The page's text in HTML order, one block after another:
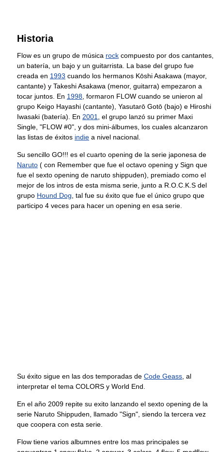
Historia
Flow es un grupo de música rock compuesto por dos cantantes,
un batería, un bajo y un guitarrista. La base del grupo fue
creada en 1993 cuando los hermanos Kōshi Asakawa (mayor,
cantante) y Takeshi Asakawa (menor, guitarra) empezaron a
tocar juntos. En 1998 , formaron FLOW cuando se unieron al
grupo Keigo Hayashi (cantante), Yasutarō Gotō (bajo) e Hiroshi
Iwasaki (batería). En 2001
, el grupo lanzó su primer Maxi
Single, "FLOW #0", y dos mini-álbumes, los cuales alcanzaron
las listas de éxitos indie a nivel nacional.
Su sencillo GO!!! es el cuarto opening de la serie japonesa de
Naruto ( con Remember que fue el octavo opening y Sign que
fue el sexto opening de naruto shippuden), premiado como el
mejor de los intros de esta misma serie, junto a R.O.C.K.S del
grupo Hound Dog , tal fue su éxito que fue el único grupo que
participo 4 veces para hacer un opening en esa serie.
Su éxito sigue en las dos temporadas de Code Geass , al
interpretar el tema COLORS y World End.
En el año 2009 repite su exito lanzando el sexto opening de la
serie Naruto Shippuden, llamado "Sign", siendo la tercera vez
que coopera con esta serie.
Flow tiene varios albumnes entre los mas principales se